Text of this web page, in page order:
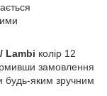
Lambi колір 12
замовлення
будь-яким зручним